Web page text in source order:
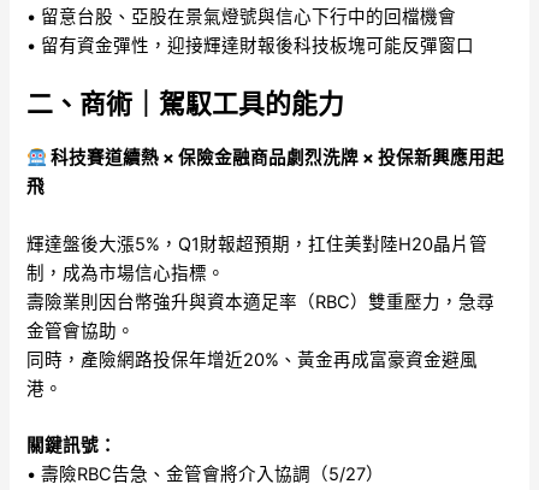
• 留意台股、亞股在景氣燈號與信心下行中的回檔機會
• 留有資金彈性，迎接輝達財報後科技板塊可能反彈窗口
二、商術｜駕馭工具的能力
科技賽道續熱 × 保險金融商品劇烈洗牌 × 投保新興應用起
飛
輝達盤後大漲5%，Q1財報超預期，扛住美對陸H20晶片管
制，成為市場信心指標。
壽險業則因台幣強升與資本適足率（RBC）雙重壓力，急尋
金管會協助。
同時，產險網路投保年增近20%、黃金再成富豪資金避風
港。
關鍵訊號：
• 壽險RBC告急、金管會將介入協調（5/27）